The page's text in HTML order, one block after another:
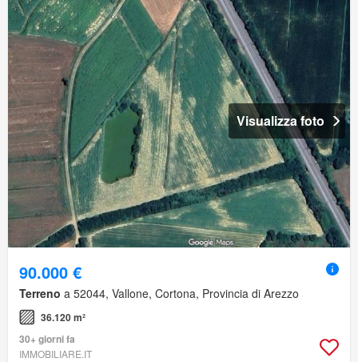
Visualizza foto
90.000 €
Terreno a 52044, Vallone, Cortona, Provincia di Arezzo
36.120 m²
30+ giorni fa
IMMOBILIARE.IT